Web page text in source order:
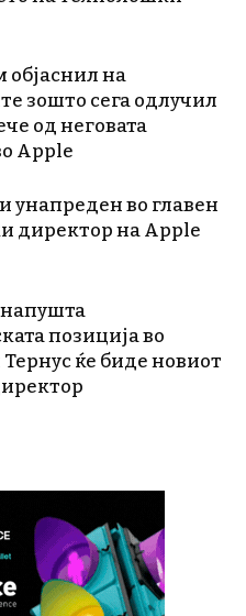
објаснил на
зошто сега одлучил
од неговата
Apple
унапреден во главен
директор на Apple
напушта
позиција во
ќе биде новиот